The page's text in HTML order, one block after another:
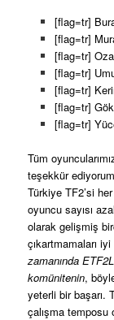
[flag=tr]
[flag=tr]
[flag=tr]
[flag=tr]
[flag=tr]
[flag=tr]
[flag=tr]
Tüm
teşekkür
Türkiye TF2’si
oyuncu sayısı
olarak gelişmiş
çıkartmamaları
zamanında
komünitenin,
yeterli bir başarı.
çalışma temposu